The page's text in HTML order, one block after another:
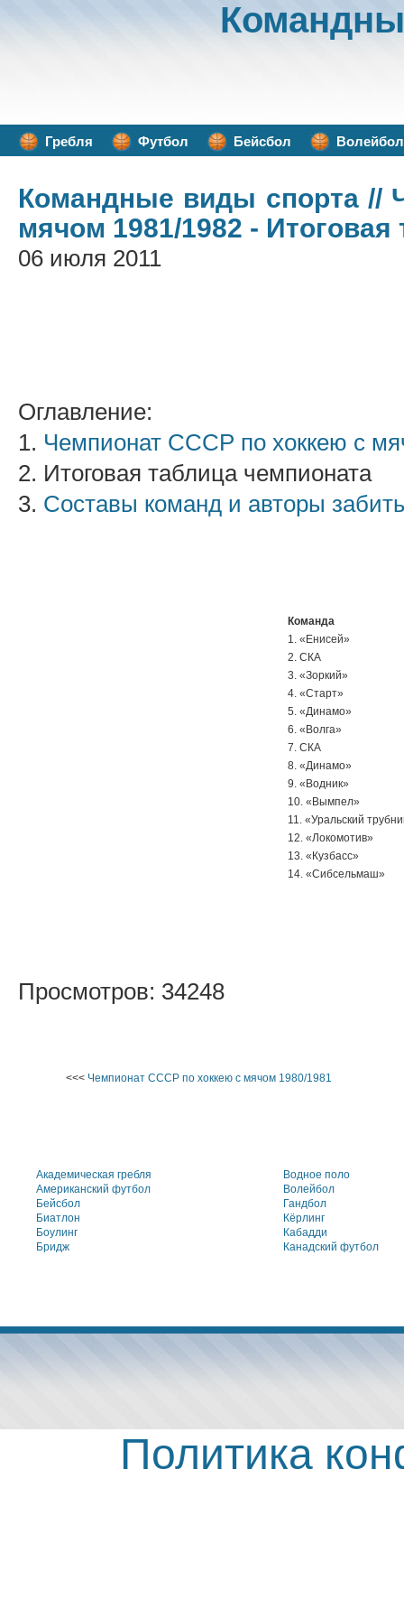
Гребля Футбол Бейсбол Волейбол
Командные виды спорта//
мячом 1981/1982 - Итоговая
06 июля 2011
Оглавление:
1. Чемпионат СССР по хоккею с
2. Итоговая таблица чемпионата
3. Составы команд и авторы
Команда
1. «Енисей»
2. СКА
3. «Зоркий»
4. «Старт»
5. «Динамо»
6. «Волга»
7. СКА
8. «Динамо»
9. «Водник»
10. «Вымпел»
11. «Уральский
12. «Локомотив»
13. «Кузбасс»
14. «Сибсельмаш»
Просмотров: 34248
<<< Чемпионат СССР по хоккею с мячом 1980/1981
Академическая гребля
Американский футбол
Бейсбол
Биатлон
Боулинг
Бридж
Водное поло
Волейбол
Гандбол
Кёрлинг
Кабадди
Канадский футбол
Политика